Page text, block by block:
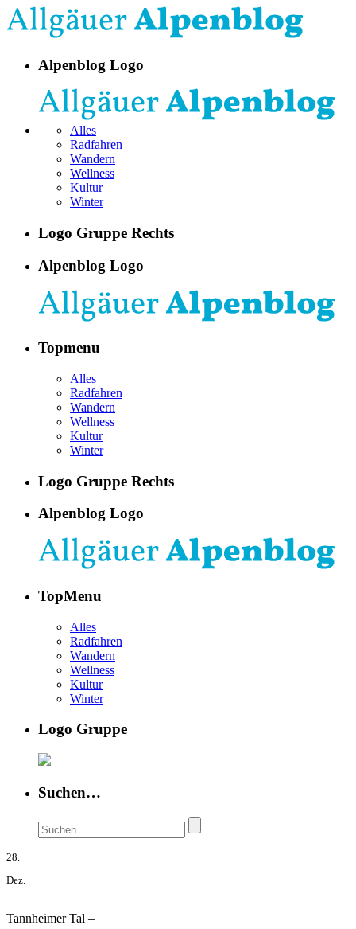
Alpenblog Logo
Alles
Radfahren
Wandern
Wellness
Kultur
Winter
Logo Gruppe Rechts
Alpenblog Logo
Topmenu
Alles
Radfahren
Wandern
Wellness
Kultur
Winter
Logo Gruppe Rechts
Alpenblog Logo
TopMenu
Alles
Radfahren
Wandern
Wellness
Kultur
Winter
Logo Gruppe
Suchen…
28.
Dez.
Tannheimer Tal –